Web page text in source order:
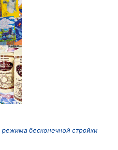
режима бесконечной стройки